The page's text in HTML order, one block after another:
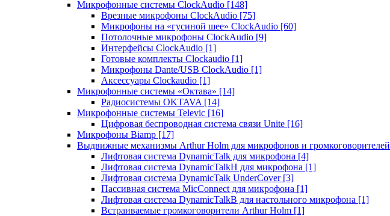
Микрофонные системы ClockAudio [148]
Врезные микрофоны ClockAudio [75]
Микрофоны на «гусиной шее» ClockAudio [60]
Потолочные микрофоны ClockAudio [9]
Интерфейсы ClockAudio [1]
Готовые комплекты Clockaudio [1]
Микрофоны Dante/USB ClockAudio [1]
Аксессуары Clockaudio [1]
Микрофонные системы «Октава» [14]
Радиосистемы OKTAVA [14]
Микрофонные системы Televic [16]
Цифровая беспроводная система связи Unite [16]
Микрофоны Biamp [17]
Выдвижные механизмы Arthur Holm для микрофонов и громкоговорителей
Лифтовая система DynamicTalk для микрофона [4]
Лифтовая система DynamicTalkH для микрофона [1]
Лифтовая система DynamicTalk UnderCover [3]
Пассивная система MicConnect для микрофона [1]
Лифтовая система DynamicTalkB для настольного микрофона [1]
Встраиваемые громкоговорители Arthur Holm [1]